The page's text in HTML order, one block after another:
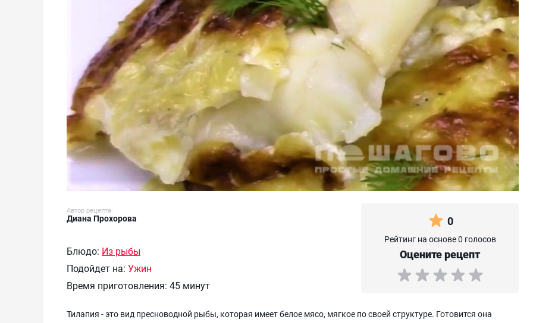
Автор рецепта:
Диана Прохорова
Блюдо: Из рыбы
Подойдет на: Ужин
Время приготовления: 45 минут
0
Рейтинг на основе 0 голосов
Оцените рецепт
Тилапия - это вид пресноводной рыбы, которая имеет белое мясо, мягкое по своей структуре. Готовится она